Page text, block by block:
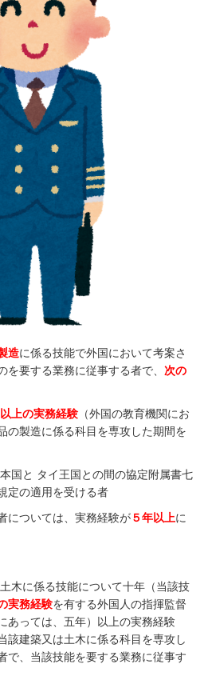
造に係る技能で外国において考案さ
要する業務に従事する者で、 次の
上の実務経験 （外国の教育機関にお
の製造に係る科目を専攻した期間を
国と タイ王国との間の協定附属書七
定の適用を受ける者
については、実務経験が５年以上に
に係る技能について十年（当該技
実務経験を有する外国人の指揮監督
あっては、五年）以上の実務経験
該建築又は土木に係る科目を専攻し
で、当該技能を要する業務に従事す